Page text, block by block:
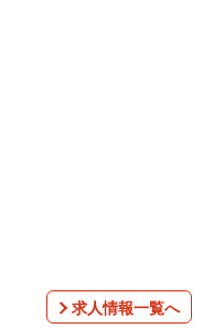
求人情報一覧へ